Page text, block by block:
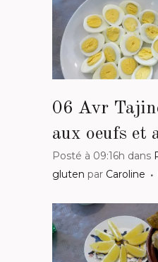
06 Avr
aux oeufs et
Posté à 09:16h dans
gluten par Caroline